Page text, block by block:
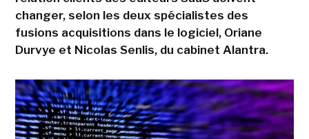
changer, selon les deux spécialistes des
fusions acquisitions dans le logiciel, Oriane
Durvye et Nicolas Senlis, du cabinet Alantra.